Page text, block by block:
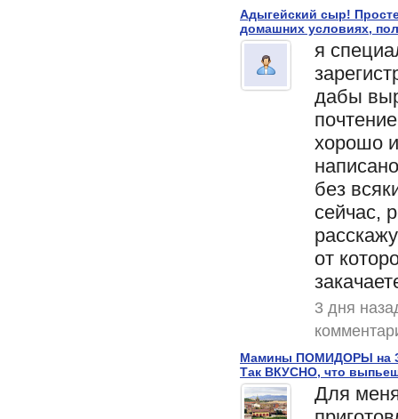
Адыгейский сыр!
домашних условиях,
я
дабы
почтение
хорошо
написано
без
сейчас,
от
3 дня
Мамины ПОМИДОРЫ на
Так ВКУСНО, что
Для